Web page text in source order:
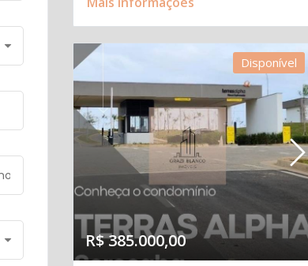
Disponível
R$ 385.000,00